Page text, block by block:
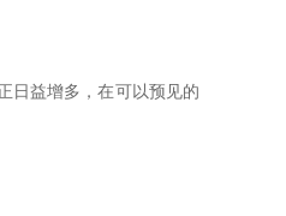
日益增多，在可以预见的